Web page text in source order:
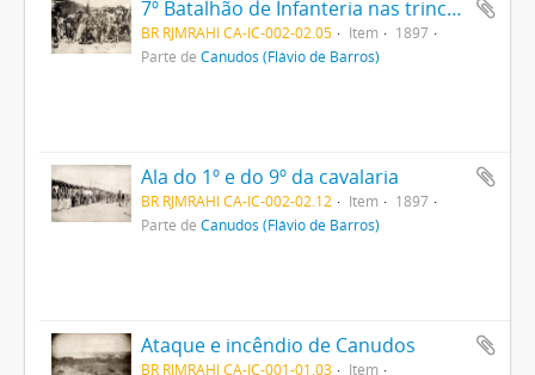
7º Batalhão de Infanteria nas trincheiras
BR RJMRAHI CA-IC-002-02.05 Item
1897
Parte de Canudos (Flávio de Barros)
Ala do 1º e do 9º da cavalaria
BR RJMRAHI CA-IC-002-02.12 Item
1897
Parte de Canudos (Flávio de Barros)
Ataque e incêndio de Canudos
BR RJMRAHI CA-IC-001-01.03
Item